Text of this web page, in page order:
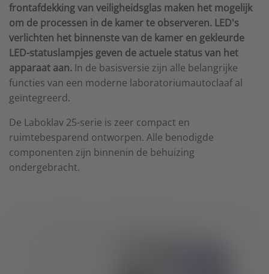
frontafdekking van veiligheidsglas maken het mogelijk
om de processen in de kamer te observeren. LED's
verlichten het binnenste van de kamer en gekleurde
LED-statuslampjes geven de actuele status van het
apparaat aan. In de basisversie zijn alle belangrijke
functies van een moderne laboratoriumautoclaaf al
geïntegreerd.
De Laboklav 25-serie is zeer compact en
ruimtebesparend ontworpen. Alle benodigde
componenten zijn binnenin de behuizing
ondergebracht.